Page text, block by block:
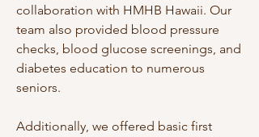
collaboration with HMHB Hawaii. Our
team also provided blood pressure
checks, blood glucose screenings, and
diabetes education to numerous
seniors.
Additionally, we offered basic first